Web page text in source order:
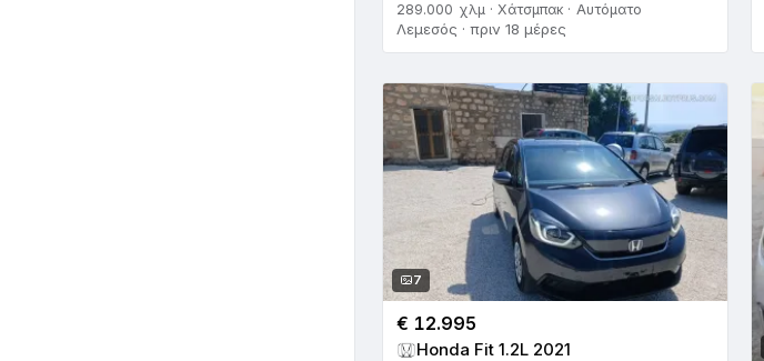
289.000 χλμ · Χάτσμπακ · Αυτόματο
Λεμεσός · πριν 18 μέρες
7
€ 12.995
Honda Fit 1.2L 2021